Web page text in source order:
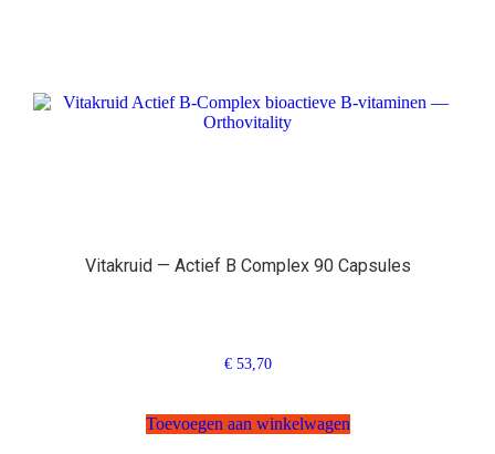
Vitakruid — Actief B Complex 90 Capsules
€53,70
Toevoegen aan winkelwagen